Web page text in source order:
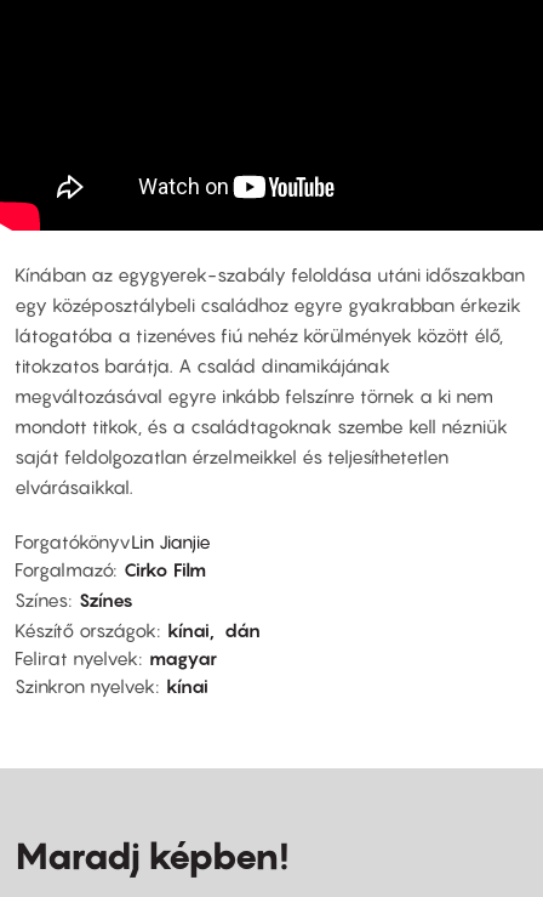
Kínában az egygyerek-szabály feloldása utáni időszakban
egy középosztálybeli családhoz egyre gyakrabban érkezik
látogatóba a tizenéves fiú nehéz körülmények között élő,
titokzatos barátja. A család dinamikájának
megváltozásával egyre inkább felszínre törnek a ki nem
mondott titkok, és a családtagoknak szembe kell nézniük
saját feldolgozatlan érzelmeikkel és teljesíthetetlen
elvárásaikkal.
ForgatókönyvLin Jianjie
Forgalmazó Cirko Film
Színes Színes
Készítő országok
kínai
dán
Felirat nyelvek
magyar
Szinkron nyelvek
kínai
Maradj képben!